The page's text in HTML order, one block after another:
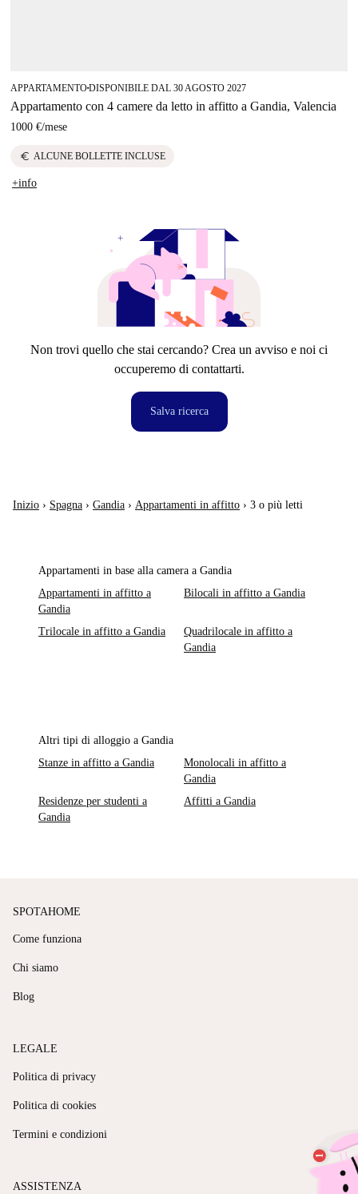
APPARTAMENTO■DISPONIBILE DAL 30 AGOSTO 2027
Appartamento con 4 camere da letto in affitto a Gandia, Valencia
1000 €/mese
euro ALCUNE BOLLETTE INCLUSE
+info
Non trovi quello che stai cercando? Crea un avviso e noi ci
occuperemo di contattarti.
Salva ricerca
Inizio › Spagna › Gandia › Appartamenti in affitto › 3 o più letti
Appartamenti in base alla camera a Gandia
Appartamenti in affitto a
Gandia
Bilocali in affitto a Gandia
Trilocale in affitto a Gandia
Quadrilocale in affitto a
Gandia
Altri tipi di alloggio a Gandia
Stanze in affitto a Gandia
Monolocali in affitto a
Gandia
Residenze per studenti a
Gandia
Affitti a Gandia
SPOTAHOME
Come funziona
Chi siamo
Blog
LEGALE
Politica di privacy
Politica di cookies
Termini e condizioni
ASSISTENZA